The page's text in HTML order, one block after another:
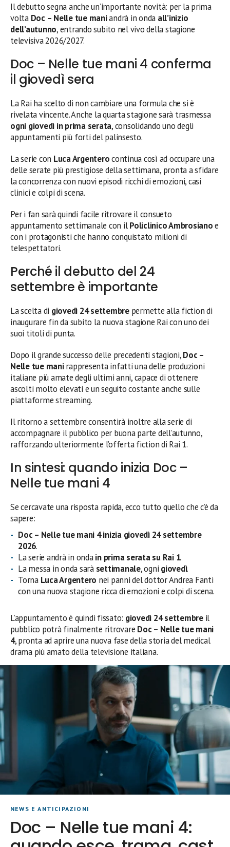
Il debutto segna anche un’importante novità: per la prima
volta Doc – Nelle tue maniandrà in onda all’inizio
dell’autunno, entrando subito nel vivo della stagione
televisiva 2026/2027.
Doc – Nelle tue mani 4 conferma
il giovedì sera
La Rai ha scelto di non cambiare una formula che si è
rivelata vincente. Anche la quarta stagione sarà trasmessa
ogni giovedì in prima serata, consolidando uno degli
appuntamenti più forti del palinsesto.
La serie con Luca Argenterocontinua così ad occupare una
delle serate più prestigiose della settimana, pronta a sfidare
la concorrenza con nuovi episodi ricchi di emozioni, casi
clinici e colpi di scena.
Per i fan sarà quindi facile ritrovare il consueto
appuntamento settimanale con ilPoliclinico Ambrosianoe
con i protagonisti che hanno conquistato milioni di
telespettatori.
Perché il debutto del 24
settembre è importante
La scelta di giovedì 24 settembrepermette alla fiction di
inaugurare fin da subito la nuova stagione Rai con uno dei
suoi titoli di punta.
Dopo il grande successo delle precedenti stagioni,Doc –
Nelle tue manirappresenta infatti una delle produzioni
italiane più amate degli ultimi anni, capace di ottenere
ascolti molto elevati e un seguito costante anche sulle
piattaforme streaming.
Il ritorno a settembre consentirà inoltre alla serie di
accompagnare il pubblico per buona parte dell’autunno,
rafforzando ulteriormente l’offerta fiction di Rai 1.
In sintesi: quando inizia Doc –
Nelle tue mani 4
Se cercavate una risposta rapida, ecco tutto quello che c’è da
sapere:
Doc – Nelle tue mani 4 inizia giovedì 24 settembre
2026.
La serie andrà in ondain prima serata su Rai 1.
La messa in onda sarà settimanale, ogni giovedì.
Torna Luca Argentero nei panni del dottor Andrea Fanti
con una nuova stagione ricca di emozioni e colpi di scena.
L’appuntamento è quindi fissato: giovedì 24 settembreil
pubblico potrà finalmente ritrovare Doc – Nelle tue mani
4, pronta ad aprire una nuova fase della storia del medical
drama più amato della televisione italiana.
NEWS E ANTICIPAZIONI
Doc – Nelle tue mani 4: